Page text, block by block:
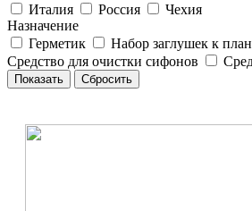
Италия
Россия
Чехия
Назначение
Герметик
Набор заглушек к
Средство для очистки сифонов